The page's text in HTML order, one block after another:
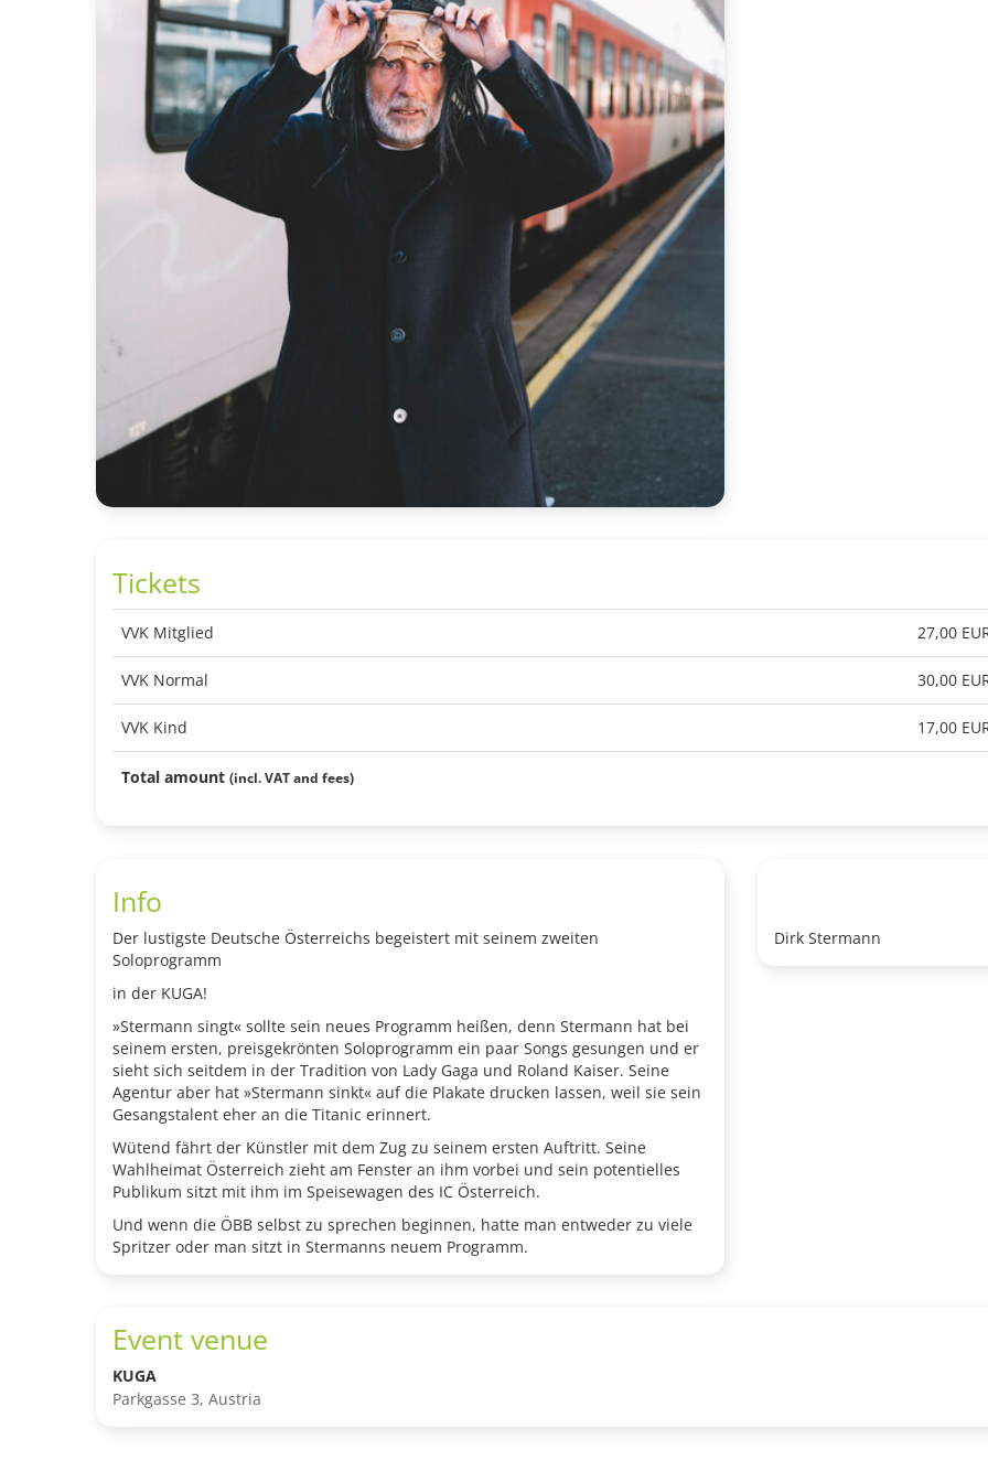
Tickets
VVK Mitglied 27,00
VVK Normal 30,00
VVK Kind 17,00
Total amount (incl. VAT and fees)
Info
Der lustigste Deutsche Österreichs begeistert mit seinem zweiten
Soloprogramm
in der KUGA!
»Stermann singt« sollte sein neues Programm heißen, denn Stermann hat bei
seinem ersten, preisgekrönten Soloprogramm ein paar Songs gesungen und er
sieht sich seitdem in der Tradition von Lady Gaga und Roland Kaiser. Seine
Agentur aber hat »Stermann sinkt« auf die Plakate drucken lassen, weil sie sein
Gesangstalent eher an die Titanic erinnert.
Wütend fährt der Künstler mit dem Zug zu seinem ersten Auftritt. Seine
Wahlheimat Österreich zieht am Fenster an ihm vorbei und sein potentielles
Publikum sitzt mit ihm im Speisewagen des IC Österreich.
Und wenn die ÖBB selbst zu sprechen beginnen, hatte man entweder zu viele
Spritzer oder man sitzt in Stermanns neuem Programm.
Dirk Stermann
Event venue
KUGA
Parkgasse 3, Austria